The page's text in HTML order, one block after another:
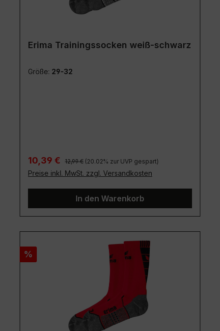
Erima Trainingssocken weiß-schwarz
Größe: 29-32
Verkaufspreis:
10,39 € Regulärer Preis:
12,99 € (20.02% zur UVP gespart)
Preise inkl. MwSt. zzgl. Versandkosten
In den Warenkorb
Rabatt
%